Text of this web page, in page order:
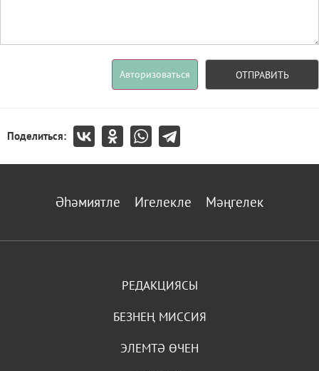
Авторизоваться ОТПРАВИТЬ
Поделиться:
Әһәмиятле Игелекле Мәңгелек
РЕДАКЦИЯСЫ
БЕЗНЕҢ МИССИЯ
ЭЛЕМТӘ ӨЧЕН